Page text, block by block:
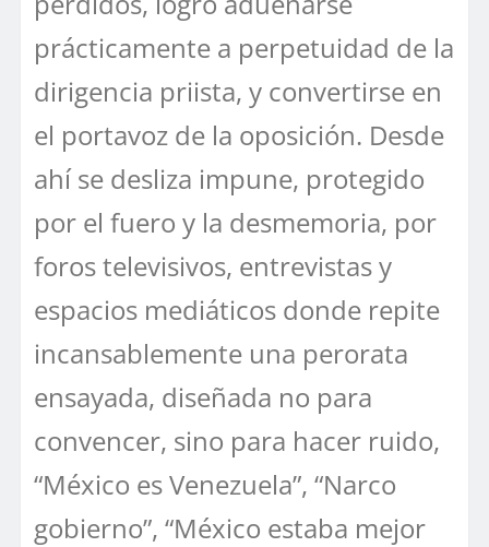
prácticamente a perpetuidad de la
dirigencia priista, y convertirse en
el portavoz de la oposición. Desde
ahí se desliza impune, protegido
por el fuero y la desmemoria, por
foros televisivos, entrevistas y
espacios mediáticos donde repite
incansablemente una perorata
ensayada, diseñada no para
convencer, sino para hacer ruido,
“México es Venezuela”, “Narco
gobierno”, “México estaba mejor